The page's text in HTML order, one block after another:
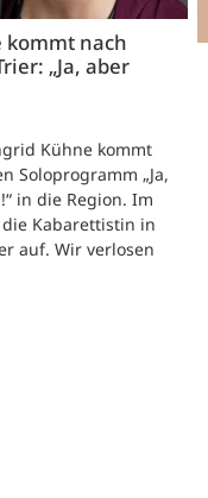
nach
„Ja, aber
Kühne kommt
Soloprogramm „Ja,
in die Region. Im
Kabarettistin in
auf. Wir verlosen